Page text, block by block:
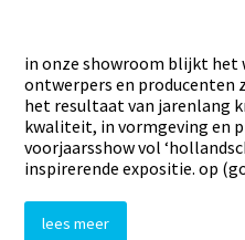
in onze showroom blijkt het
ontwerpers en producenten
het resultaat van jarenlang
kwaliteit, in vormgeving en
voorjaarsshow vol
inspirerende expositie. op
lees meer